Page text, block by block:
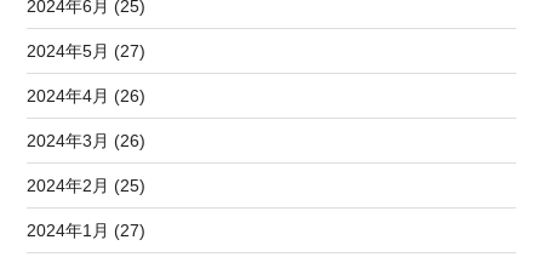
2024年6月 (25)
2024年5月 (27)
2024年4月 (26)
2024年3月 (26)
2024年2月 (25)
2024年1月 (27)